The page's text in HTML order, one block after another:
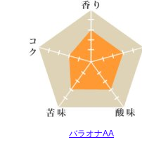
バラオナAA